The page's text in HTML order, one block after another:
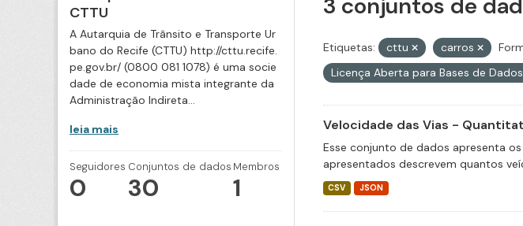
CTTU
A Autarquia de Trânsito e Transporte Ur
bano do Recife (CTTU) http://cttu.recife.
pe.gov.br/ (0800 081 1078) é uma socie
dade de economia mista integrante da
Administração Indireta...
leia mais
Seguidores
0
Conjuntos de dados
30
Membros
1
3 conjuntos de
Etiquetas: cttu carros
Licença Aberta para Bases de
Velocidade das Vias -
Esse conjunto de dados apresenta
apresentados descrevem quantos
CSV JSON